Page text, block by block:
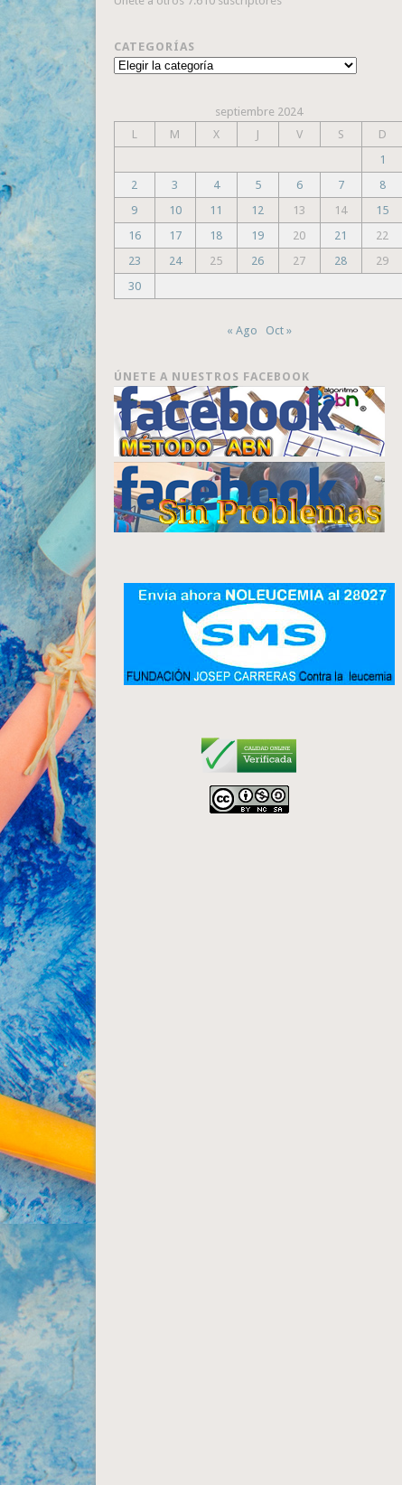
CATEGORÍAS
Categorías
septiembre 2024
L
M X J V S
D
1
2
3 4 5 6 7
8
9
10 11 12 13 14
15
16
17 18 19 20 21
22
23
24 25 26 27 28
29
30
« Ago Oct »
ÚNETE A NUESTROS FACEBOOK